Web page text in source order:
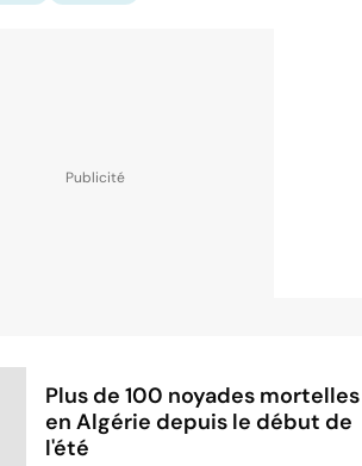
Plus de 100 noyades mortelles
en Algérie depuis le début de
l'été